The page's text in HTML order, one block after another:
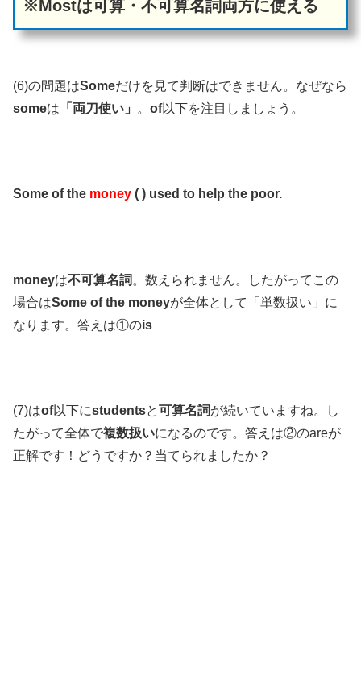
※Mostは可算・不可算名詞両方に使える
(6)の問題はSomeだけを見て判断はできません。なぜなら
someは 「両刀使い」 。 of以下を注目しましょう。
Some of the money ( ) used to help the poor.
moneyは不可算名詞 。数えられません。したがってこの
場合はSome of the moneyが全体として「単数扱い」に
なります。答えは①のis
(7)はof以下にstudentsと可算名詞が続いていますね。し
たがって全体で複数扱いになるのです。答えは②のareが
正解です！どうですか？当てられましたか？